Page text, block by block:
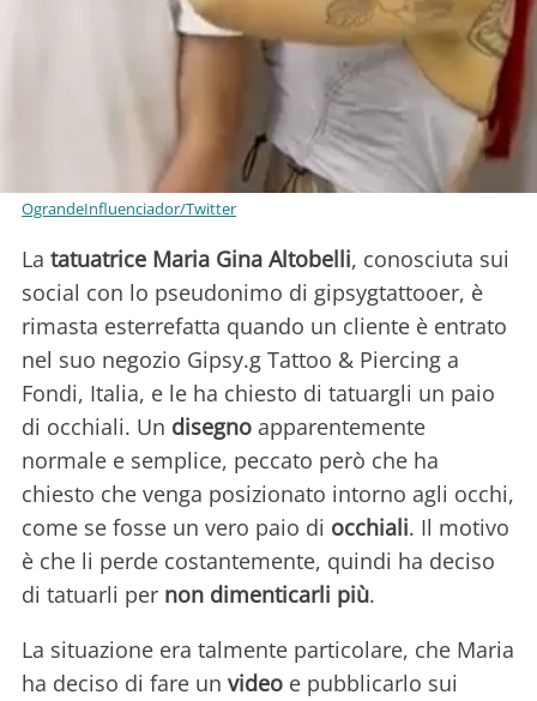
OgrandeInfluenciador/Twitter
La tatuatrice Maria Gina Altobelli, conosciuta sui
social con lo pseudonimo di gipsygtattooer, è
rimasta esterrefatta quando un cliente è entrato
nel suo negozio Gipsy.g Tattoo & Piercing a
Fondi, Italia, e le ha chiesto di tatuargli un paio
di occhiali. Un disegno apparentemente
normale e semplice, peccato però che ha
chiesto che venga posizionato intorno agli occhi,
come se fosse un vero paio di occhiali. Il motivo
è che li perde costantemente, quindi ha deciso
di tatuarli per non dimenticarli più.
La situazione era talmente particolare, che Maria
ha deciso di fare un video e pubblicarlo sui